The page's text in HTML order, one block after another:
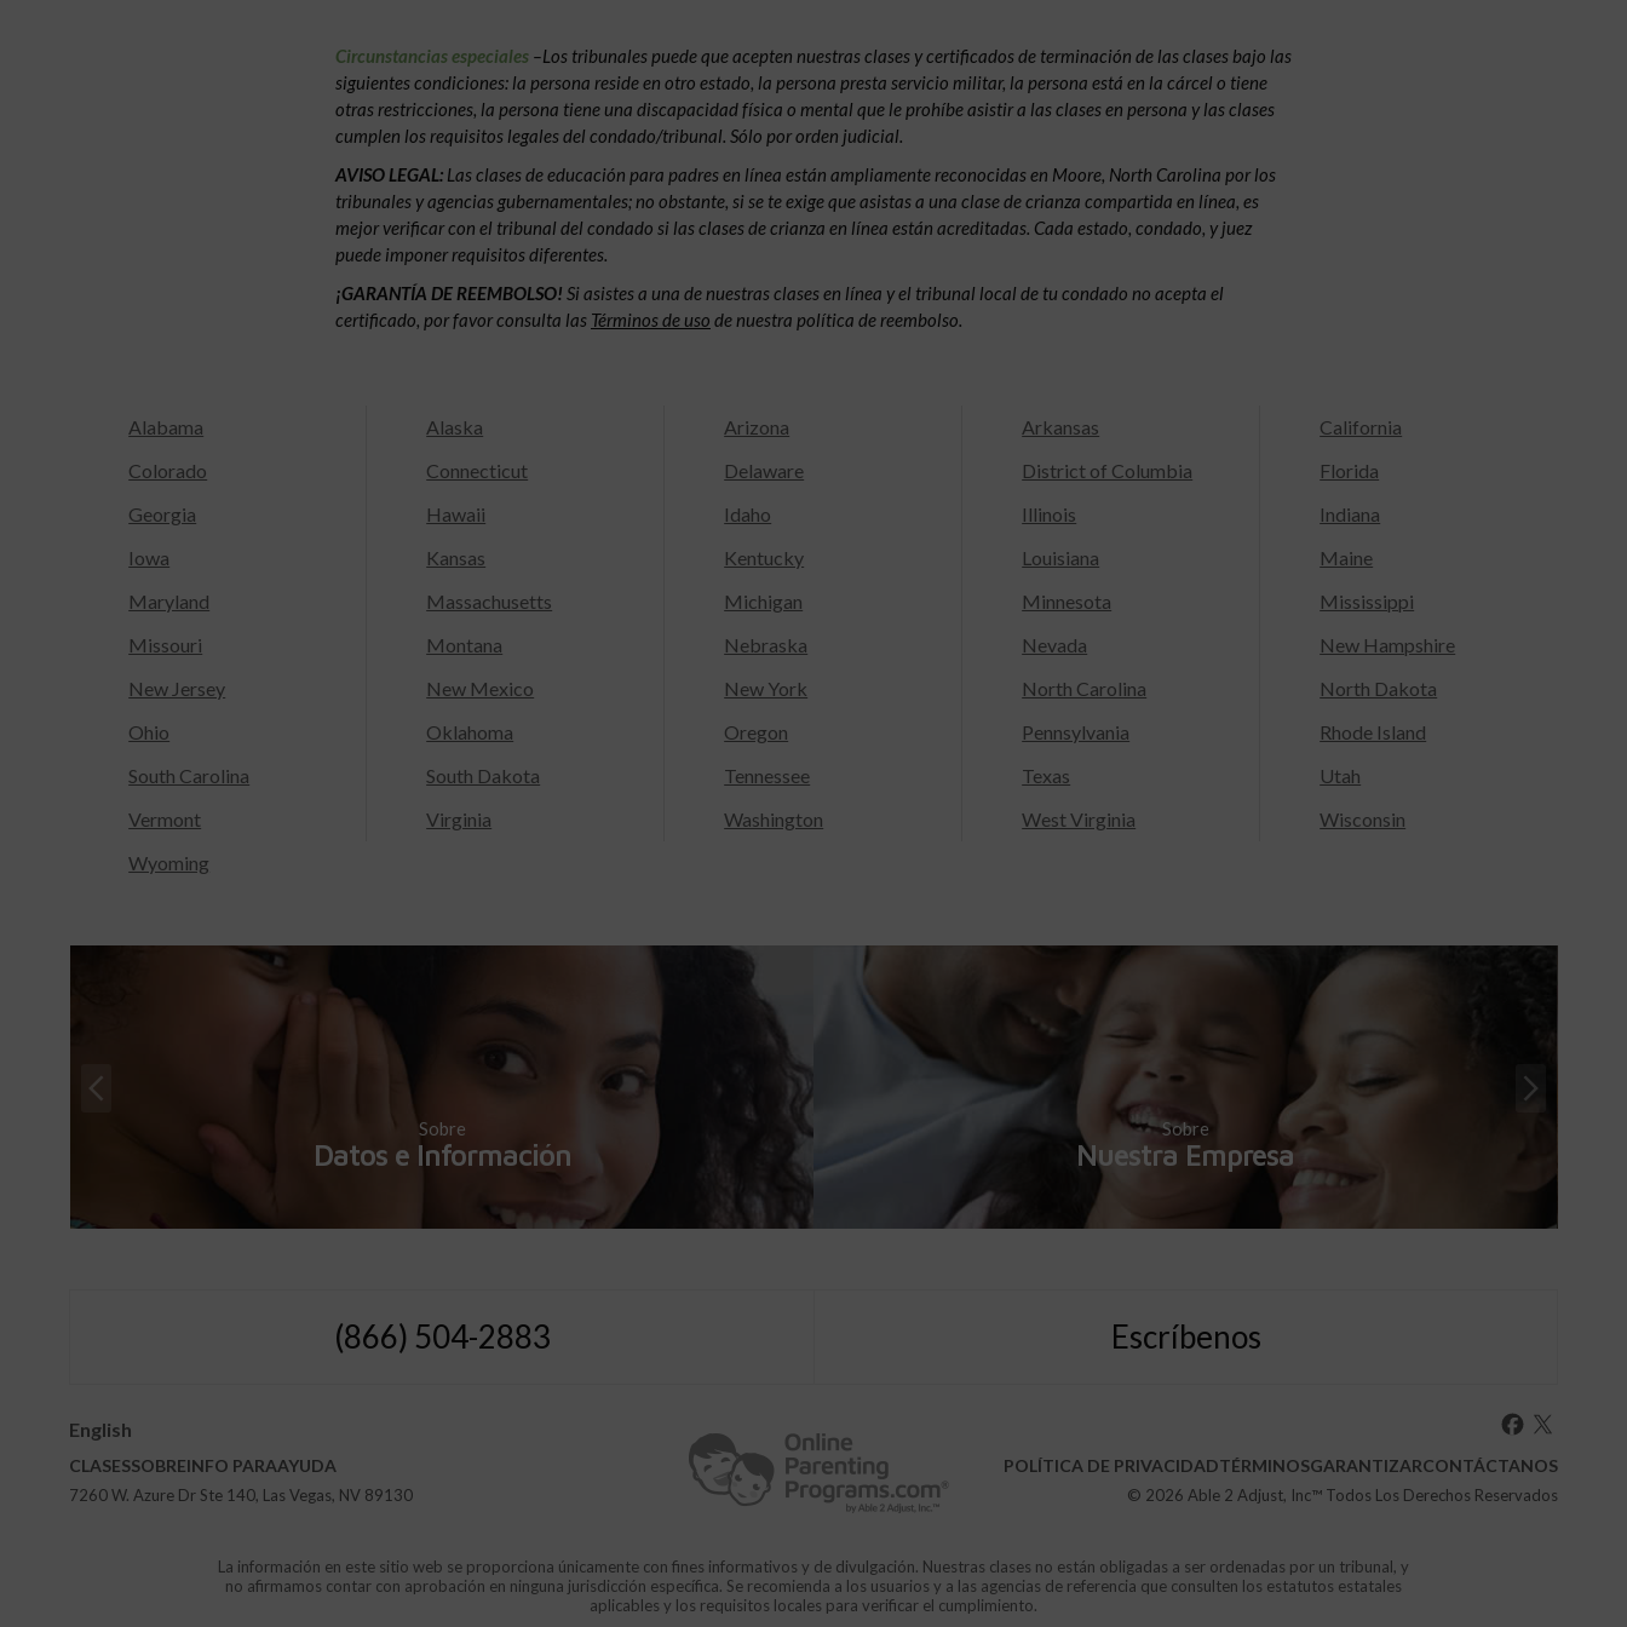
Circunstancias especiales –Los tribunales puede que acepten nuestras clases y certificados de terminación de las clases bajo las
siguientes condiciones: la persona reside en otro estado, la persona presta servicio militar, la persona está en la cárcel o tiene
otras restricciones, la persona tiene una discapacidad física o mental que le prohíbe asistir a las clases en persona y las clases
cumplen los requisitos legales del condado/tribunal. Sólo por orden judicial.
AVISO LEGAL: Las clases de educación para padres en línea están ampliamente reconocidas en Moore, North Carolina por los
tribunales y agencias gubernamentales; no obstante, si se te exige que asistas a una clase de crianza compartida en línea, es
mejor verificar con el tribunal del condado si las clases de crianza en línea están acreditadas. Cada estado, condado, y juez
puede imponer requisitos diferentes.
¡GARANTÍA DE REEMBOLSO! Si asistes a una de nuestras clases en línea y el tribunal local de tu condado no acepta el
certificado, por favor consulta las Términos de uso de nuestra política de reembolso.
Alabama Alaska Arizona Arkansas
California
Colorado
Connecticut Delaware District of Columbia
Florida
Georgia
Hawaii Idaho Illinois
Indiana
Iowa
Kansas Kentucky Louisiana
Maine
Maryland
Massachusetts Michigan Minnesota
Mississippi
Missouri
Montana Nebraska Nevada
New Hampshire
New Jersey
New Mexico New York North Carolina
North Dakota
Ohio
Oklahoma Oregon Pennsylvania
Rhode Island
South Carolina
South Dakota Tennessee Texas
Utah
Vermont
Virginia Washington West Virginia
Wisconsin
Wyoming
Sobre
Datos e Información
Sobre
Nuestra Empresa
(866) 504-2883 Escríbenos
English
CLASESSOBREINFO PARAAYUDA POLÍTICA DE PRIVACIDADTÉRMINOSGARANTIZARCONTÁCTANOS
7260 W. Azure Dr Ste 140, Las Vegas, NV 89130 © 2026 Able 2 Adjust, Inc™ Todos Los Derechos Reservados
La información en este sitio web se proporciona únicamente con fines informativos y de divulgación. Nuestras clases no están obligadas a ser ordenadas por un tribunal, y
no afirmamos contar con aprobación en ninguna jurisdicción específica. Se recomienda a los usuarios y a las agencias de referencia que consulten los estatutos estatales
aplicables y los requisitos locales para verificar el cumplimiento.